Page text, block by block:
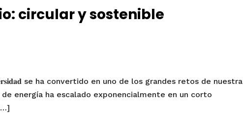
circular y sostenible
se ha convertido en uno de los grandes retos de nuestra
energía ha escalado exponencialmente en un corto